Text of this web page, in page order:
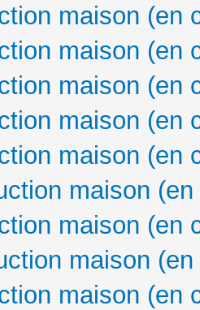
maison (en
maison (en
maison (en
maison (en
maison (en
maison
maison (en
maison
maison (en